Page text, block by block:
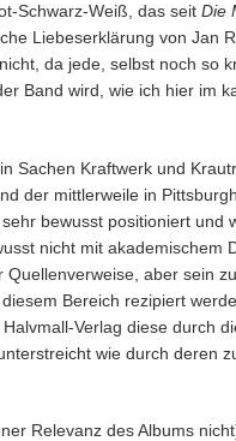
Schwarz-Weiß, das seit Die
Liebeserklärung von Jan
da jede, selbst noch so
Band wird, wie ich hier im
Sachen Kraftwerk und
der mittlerweile in
bewusst positioniert und
nicht mit akademischem
aber sein
Bereich rezipiert
Verlag diese durch
wie durch deren
Relevanz des Albums